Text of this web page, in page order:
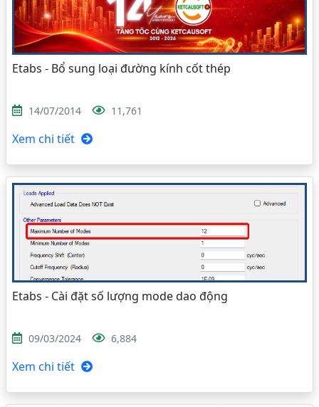
Etabs - Bổ sung loại đường kính cốt thép
14/07/2014 11,761
Xem chi tiết
Etabs - Cài đặt số lượng mode dao động
09/03/2024 6,884
Xem chi tiết